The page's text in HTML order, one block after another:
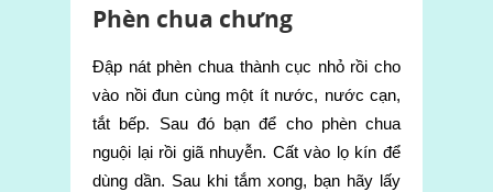
Phèn chua chưng
Đập nát phèn chua thành cục nhỏ rồi cho
vào nồi đun cùng một ít nước, nước cạn,
tắt bếp. Sau đó bạn để cho phèn chua
nguội lại rồi giã nhuyễn. Cất vào lọ kín để
dùng dần. Sau khi tắm xong, bạn hãy lấy